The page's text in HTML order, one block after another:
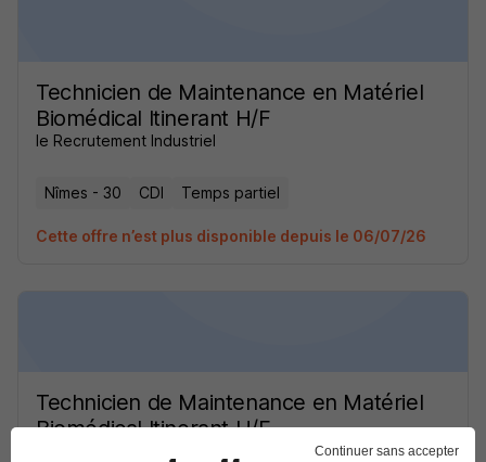
Technicien de Maintenance en Matériel
Biomédical Itinerant H/F
le Recrutement Industriel
Nîmes - 30 CDI Temps partiel
Cette offre n’est plus disponible depuis le 06/07/26
Technicien de Maintenance en Matériel
Biomédical Itinerant H/F
Continuer sans accepter